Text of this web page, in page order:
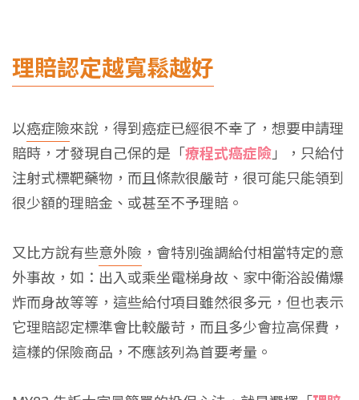
理賠認定越寬鬆越好
以癌症險來說，得到癌症已經很不幸了，想要申請理
賠時，才發現自己保的是「療程式癌症險」，只給付
注射式標靶藥物，而且條款很嚴苛，很可能只能領到
很少額的理賠金、或甚至不予理賠。
又比方說有些意外險 ，會特別強調給付相當特定的意
外事故，如：出入或乘坐電梯身故、家中衛浴設備爆
炸而身故等等，這些給付項目雖然很多元，但也表示
它理賠認定標準會比較嚴苛，而且多少會拉高保費，
這樣的保險商品，不應該列為首要考量。